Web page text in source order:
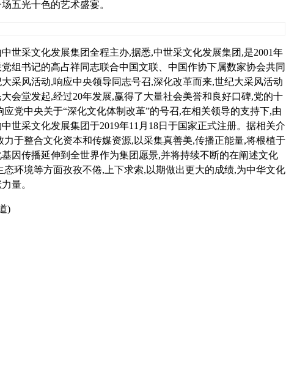
五光十色的艺术盛宴。
世采文化发展集团全程主办,据悉,中世采文化发展集团,是2001年
组书记的高占祥同志联合中国文联、中国作协下属数家协会共同
采风活动,响应中央领导同志号召,深化改革而来,世纪大采风活动
会堂发起,经过20年发展,赢得了大量社会美誉和良好口碑,党的十
应党中央关于“深化文化体制改革”的号召,在相关领导的支持下,由
世采文化发展集团于2019年11月18日于国家正式注册。据相关介
力于整合文化资本和传媒资源,以采集真善美,传播正能量,将根植于
因传播延伸到全世界作为集团愿景,并将持续不断的在阐述文化
态环境等方面孜孜不倦,上下求索,以期做出更大的成绩,为中华文化
量。
)